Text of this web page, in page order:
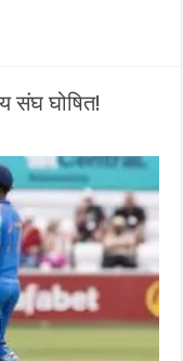
संघ घोषित!